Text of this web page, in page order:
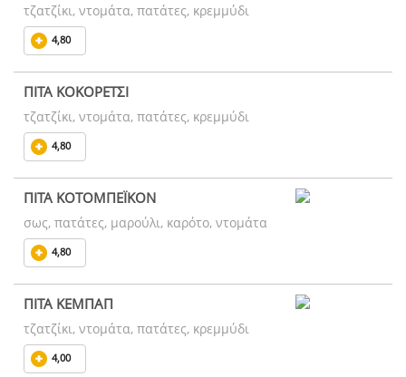
τζατζίκι, ντομάτα, πατάτες, κρεμμύδι
4,80
ΠΙΤΑ ΚΟΚΟΡΕΤΣΙ
τζατζίκι, ντομάτα, πατάτες, κρεμμύδι
4,80
ΠΙΤΑ ΚΟΤΟΜΠΕΪΚΟΝ
σως, πατάτες, μαρούλι, καρότο, ντομάτα
4,80
ΠΙΤΑ ΚΕΜΠΑΠ
τζατζίκι, ντομάτα, πατάτες, κρεμμύδι
4,00